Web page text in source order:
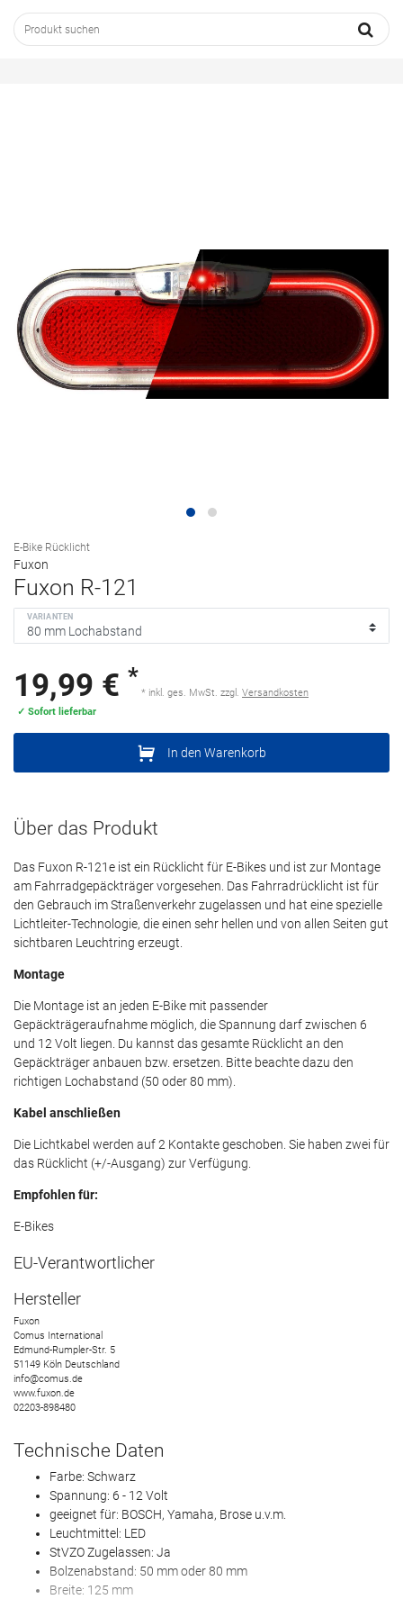
E-Bike Rücklicht
Fuxon
Fuxon R-121
VARIANTEN
19,99 € *
* inkl. ges. MwSt. zzgl. Versandkosten
✓ Sofort lieferbar
In den Warenkorb
Über das Produkt
Das Fuxon R-121e ist ein Rücklicht für E-Bikes und ist zur Montage
am Fahrradgepäckträger vorgesehen. Das Fahrradrücklicht ist für
den Gebrauch im Straßenverkehr zugelassen und hat eine spezielle
Lichtleiter-Technologie, die einen sehr hellen und von allen Seiten gut
sichtbaren Leuchtring erzeugt.
Montage
Die Montage ist an jeden E-Bike mit passender
Gepäckträgeraufnahme möglich, die Spannung darf zwischen 6
und 12 Volt liegen. Du kannst das gesamte Rücklicht an den
Gepäckträger anbauen bzw. ersetzen. Bitte beachte dazu den
richtigen Lochabstand (50 oder 80 mm).
Kabel anschließen
Die Lichtkabel werden auf 2 Kontakte geschoben. Sie haben zwei für
das Rücklicht (+/-Ausgang) zur Verfügung.
Empfohlen für:
E-Bikes
EU-Verantwortlicher
Hersteller
Fuxon
Comus International
Edmund-Rumpler-Str. 5
51149 Köln Deutschland
info@comus.de
www.fuxon.de
02203-898480
Technische Daten
Farbe: Schwarz
Spannung: 6 - 12 Volt
geeignet für: BOSCH, Yamaha, Brose u.v.m.
Leuchtmittel: LED
StVZO Zugelassen: Ja
Bolzenabstand: 50 mm oder 80 mm
Breite: 125 mm